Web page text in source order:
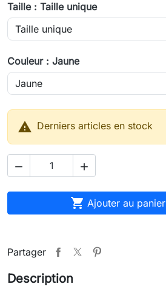
Taille : Taille unique
Couleur : Jaune
 Derniers articles en stock
 
 Ajouter au panier
Partager
Description